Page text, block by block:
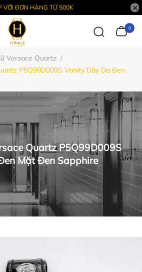
VỚI ĐƠN HÀNG TỪ 500K
0
Versace Quartz /
P5Q99D009S Vanity Dây Da Đen
Quartz P5Q99D009S
Mặt Đen Sapphire